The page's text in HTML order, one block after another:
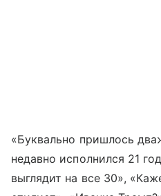
«Буквально пришлось
недавно исполнился 21
выглядит на все 30»,